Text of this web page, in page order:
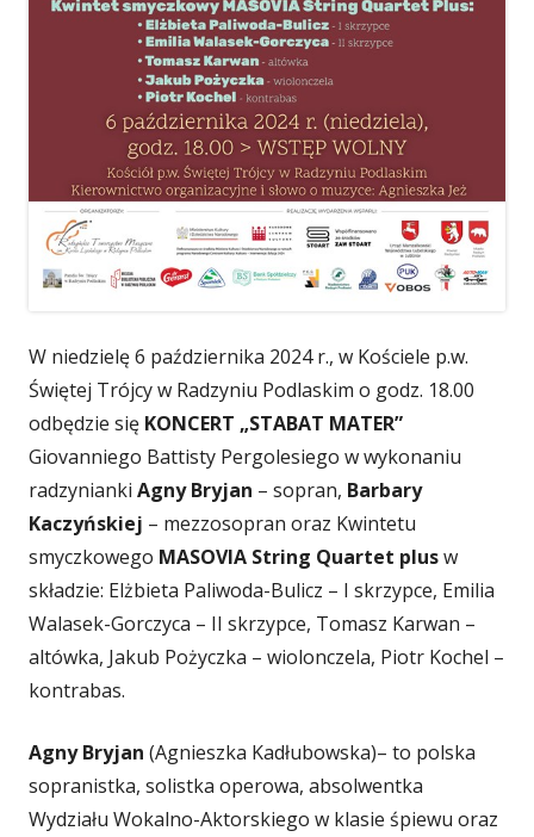
W niedzielę 6 października 2024 r., w Kościele p.w.
Świętej Trójcy w Radzyniu Podlaskim o godz. 18.00
odbędzie się KONCERT „STABAT MATER”
Giovanniego Battisty Pergolesiego w wykonaniu
radzynianki Agny Bryjan – sopran, Barbary
Kaczyńskiej – mezzosopran oraz Kwintetu
smyczkowego MASOVIA String Quartet plusw
składzie: Elżbieta Paliwoda-Bulicz – I skrzypce, Emilia
Walasek-Gorczyca – II skrzypce, Tomasz Karwan –
altówka, Jakub Pożyczka – wiolonczela, Piotr Kochel –
kontrabas.
Agny Bryjan (Agnieszka Kadłubowska)– to polska
sopranistka, solistka operowa, absolwentka
Wydziału Wokalno-Aktorskiego w klasie śpiewu oraz